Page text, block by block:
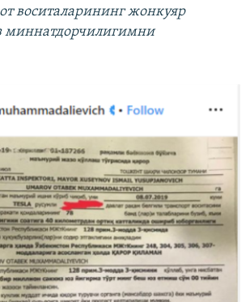
воситаларининг жонкуяр
миннатдорчилигимни